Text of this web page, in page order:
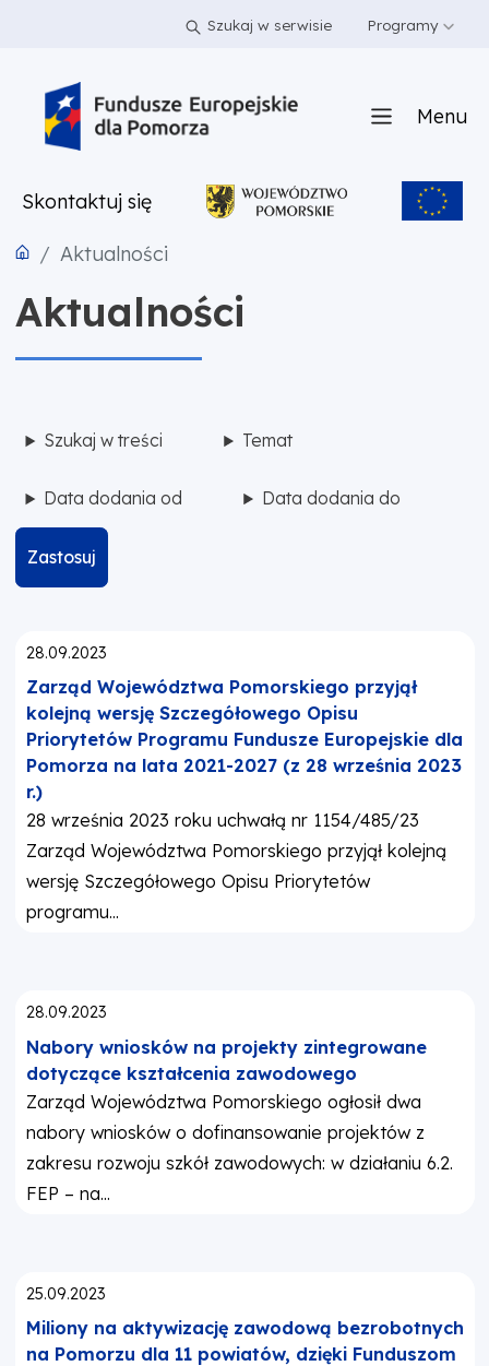
PRZEJDŹ DO TREŚCI Szukaj w serwisie Programy
Menu
Skontaktuj się
Aktualności
Aktualności
Szukaj w treści Temat
Data dodania od Data dodania do
Zastosuj
Opublikowano:
28.09.2023
Zarząd Województwa Pomorskiego przyjął
kolejną wersję Szczegółowego Opisu
Priorytetów Programu Fundusze Europejskie dla
Pomorza na lata 2021-2027 (z 28 września 2023
r.)
28 września 2023 roku uchwałą nr 1154/485/23
Zarząd Województwa Pomorskiego przyjął kolejną
wersję Szczegółowego Opisu Priorytetów
programu...
Opublikowano:
28.09.2023
Nabory wniosków na projekty zintegrowane
dotyczące kształcenia zawodowego
Zarząd Województwa Pomorskiego ogłosił dwa
nabory wniosków o dofinansowanie projektów z
zakresu rozwoju szkół zawodowych: w działaniu 6.2.
FEP – na...
Opublikowano:
25.09.2023
Miliony na aktywizację zawodową bezrobotnych
na Pomorzu dla 11 powiatów, dzięki Funduszom